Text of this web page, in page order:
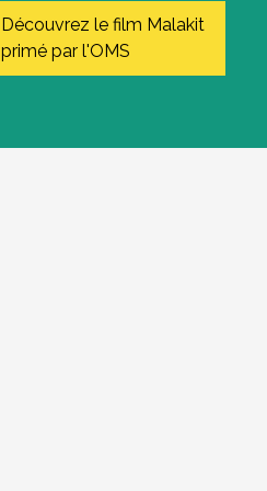
Découvrez le film Malakit
primé par l'OMS